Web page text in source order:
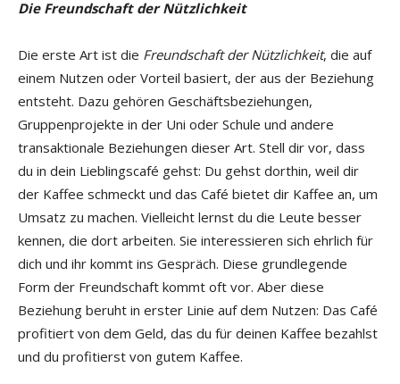
Die Freundschaft der Nützlichkeit
Die erste Art ist die Freundschaft der Nützlichkeit, die auf
einem Nutzen oder Vorteil basiert, der aus der Beziehung
entsteht. Dazu gehören Geschäftsbeziehungen,
Gruppenprojekte in der Uni oder Schule und andere
transaktionale Beziehungen dieser Art. Stell dir vor, dass
du in dein Lieblingscafé gehst: Du gehst dorthin, weil dir
der Kaffee schmeckt und das Café bietet dir Kaffee an, um
Umsatz zu machen. Vielleicht lernst du die Leute besser
kennen, die dort arbeiten. Sie interessieren sich ehrlich für
dich und ihr kommt ins Gespräch. Diese grundlegende
Form der Freundschaft kommt oft vor. Aber diese
Beziehung beruht in erster Linie auf dem Nutzen: Das Café
profitiert von dem Geld, das du für deinen Kaffee bezahlst
und du profitierst von gutem Kaffee.